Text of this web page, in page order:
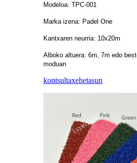
Modeloa: TPC-001
Marka izena: Padel One
Kantxaren neurria: 10x20m
Alboko altuera: 6m, 7m edo
moduan
kontsultaxehetasun